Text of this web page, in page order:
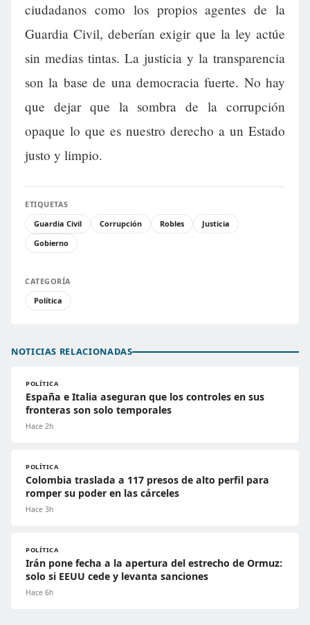
ciudadanos como los propios agentes de la
Guardia Civil, deberían exigir que la ley actúe
sin medias tintas. La justicia y la transparencia
son la base de una democracia fuerte. No hay
que dejar que la sombra de la corrupción
opaque lo que es nuestro derecho a un Estado
justo y limpio.
ETIQUETAS
Guardia Civil
Corrupción Robles
Justicia
Gobierno
CATEGORÍA
Política
NOTICIAS RELACIONADAS
POLÍTICA
España e Italia aseguran que los controles en sus
fronteras son solo temporales
Hace 2h
POLÍTICA
Colombia traslada a 117 presos de alto perfil para
romper su poder en las cárceles
Hace 3h
POLÍTICA
Irán pone fecha a la apertura del estrecho de Ormuz:
solo si EEUU cede y levanta sanciones
Hace 6h